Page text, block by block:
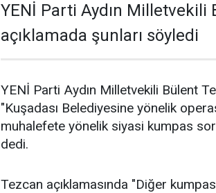
YENİ Parti Aydın Milletvekili
açıklamada şunları söyledi
YENİ Parti Aydın Milletvekili Bülent
"Kuşadası Belediyesine yönelik
muhalefete yönelik siyasi kumpas
dedi.
Tezcan açıklamasında "Diğer